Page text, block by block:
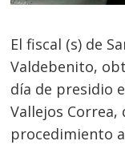
El fiscal (s) de
Valdebenito,
día de presidio
Vallejos
procedimiento